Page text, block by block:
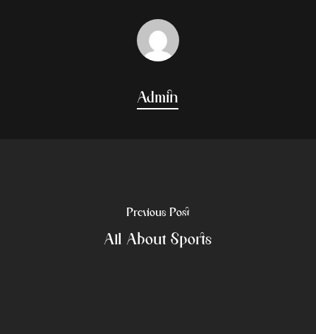
Admin
Previous Post
All About Sports